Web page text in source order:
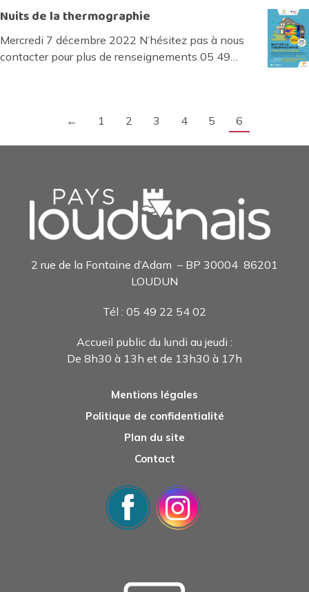
Nuits de la thermographie
Mercredi 7 décembre 2022 N’hésitez pas à nous
contacter pour plus de renseignements 05 49…
← 1 2 3 4 5 6
2 rue de la Fontaine d’Adam – BP 30004 86201
LOUDUN
Tél : 05 49 22 54 02
Accueil public du lundi au jeudi :
De 8h30 à 13h et de 13h30 à 17h
Mentions légales
Politique de confidentialité
Plan du site
Contact